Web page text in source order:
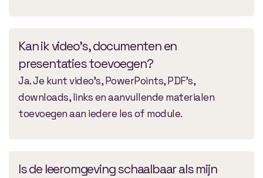
Kan ik video’s, documenten en
presentaties toevoegen?
Ja. Je kunt video’s, PowerPoints, PDF’s,
downloads, links en aanvullende materialen
toevoegen aan iedere les of module.
Is de leeromgeving schaalbaar als mijn